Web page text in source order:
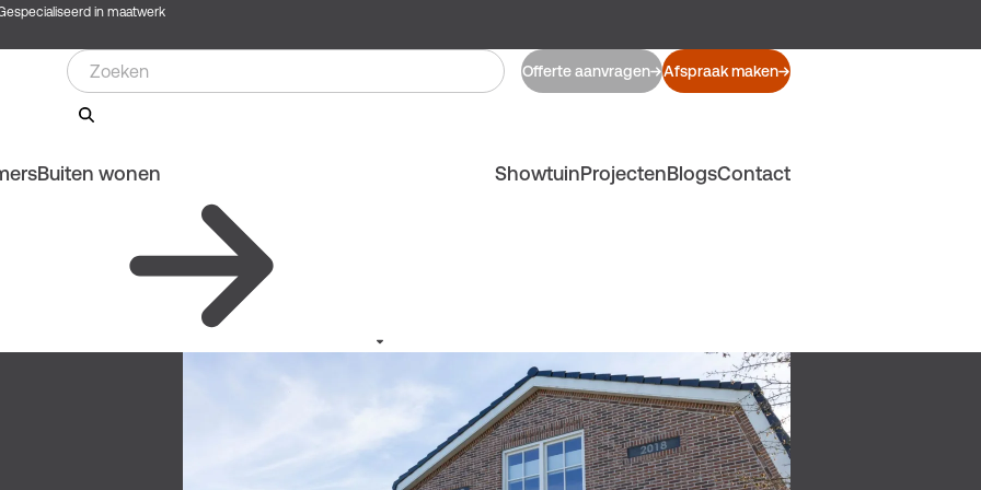
in maatwerk
Offerte aanvragen Afspraak maken
Buiten wonen ShowtuinProjectenBlogsContact